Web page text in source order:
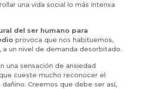
una vida social lo más intensa
del ser humano para
provoca que nos habituemos,
un nivel de demanda desorbitado.
una sensación de ansiedad
cueste mucho reconocer el
Creemos que debe ser así,